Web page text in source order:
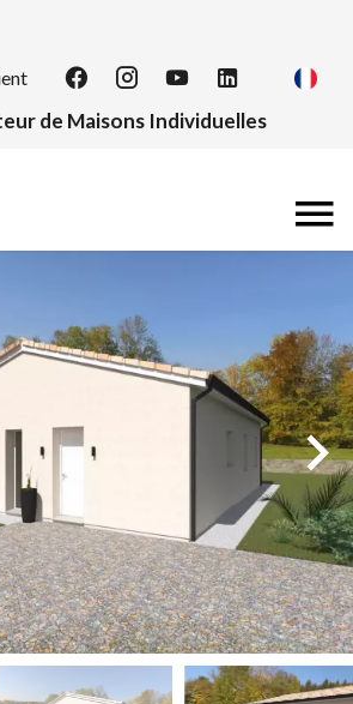
de Maisons Individuelles